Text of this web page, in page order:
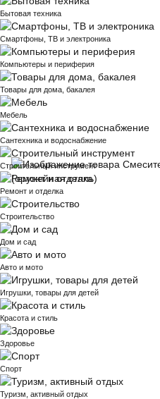
Бытовая техника
Смартфоны, ТВ и электроника
Компьютеры и периферия
Товары для дома, бакалея
Мебель
Сантехника и водоснабжение
Строительный инструмент
Ремонт и отделка
Строительство
Дом и сад
Авто и мото
Игрушки, товары для детей
Красота и стиль
Здоровье
Спорт
Туризм, активный отдых